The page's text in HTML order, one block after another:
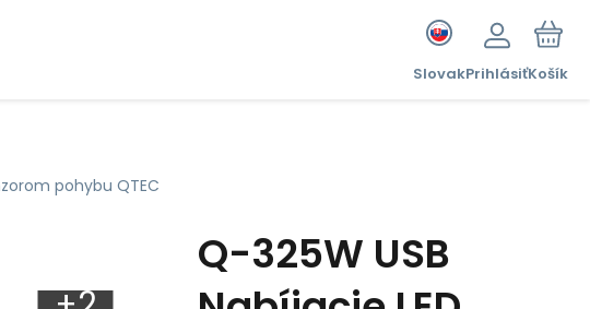
SlovakPrihlásiťKošík
pohybu QTEC
Q-325W USB